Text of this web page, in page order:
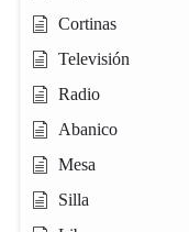
Cortinas
Televisión
Radio
Abanico
Mesa
Silla